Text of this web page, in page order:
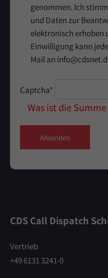
genommen. Ich
und Daten zur
elektronisch erhoben
Einwilligung kann
Mail an
Captcha*
Was ist die
Absenden
CDS Call Dispatch
Vertrieb
+49 6131 3241-0